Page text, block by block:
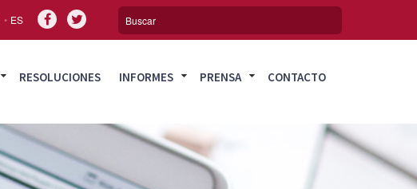
ES
RESOLUCIONES INFORMES PRENSA CONTACTO